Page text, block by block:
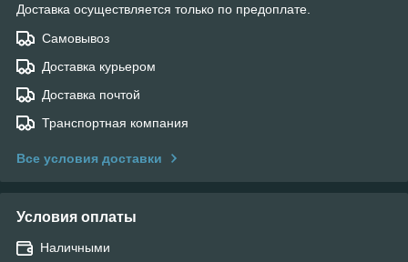
Доставка осуществляется только по предоплате.
Самовывоз
Доставка курьером
Доставка почтой
Транспортная компания
Все условия доставки
Условия оплаты
Наличными